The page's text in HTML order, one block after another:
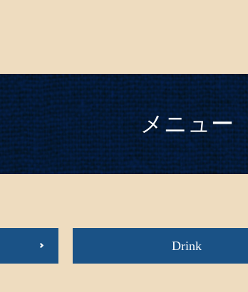
メニュー
Drink